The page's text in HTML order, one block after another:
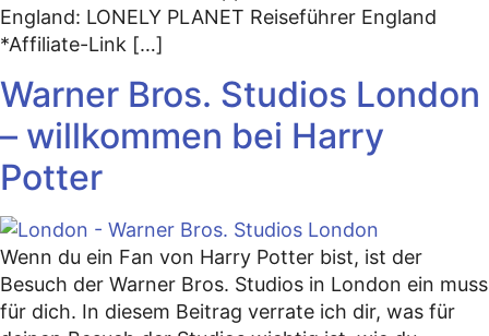
England: LONELY PLANET Reiseführer England
*Affiliate-Link […]
Warner Bros. Studios London
– willkommen bei Harry
Potter
Wenn du ein Fan von Harry Potter bist, ist der
Besuch der Warner Bros. Studios in London ein muss
für dich. In diesem Beitrag verrate ich dir, was für